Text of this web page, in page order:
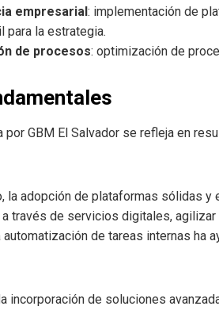
empresarial: implementación de
para la estrategia.
de procesos: optimización de
por GBM El Salvador se refleja en
la adopción de plataformas sólidas
través de servicios digitales,
de tareas internas ha
incorporación de soluciones